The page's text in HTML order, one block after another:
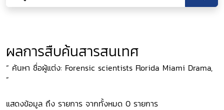
ผลการสืบค้นสารสนเทศ
“ ค้นหา ชื่อผู้แต่ง: Forensic scientists Florida Miami Drama,
”
แสดงข้อมูล ถึง รายการ จากทั้งหมด 0 รายการ